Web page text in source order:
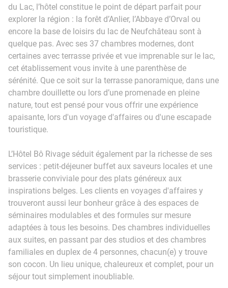
du Lac, l’hôtel constitue le point de départ parfait pour
explorer la région : la forêt d’Anlier, l’Abbaye d’Orval ou
encore la base de loisirs du lac de Neufchâteau sont à
quelque pas. Avec ses 37 chambres modernes, dont
certaines avec terrasse privée et vue imprenable sur le lac,
cet établissement vous invite à une parenthèse de
sérénité. Que ce soit sur la terrasse panoramique, dans une
chambre douillette ou lors d’une promenade en pleine
nature, tout est pensé pour vous offrir une expérience
apaisante, lors d'un voyage d'affaires ou d'une escapade
touristique.
L’Hôtel Bô Rivage séduit également par la richesse de ses
services : petit-déjeuner buffet aux saveurs locales et une
brasserie conviviale pour des plats généreux aux
inspirations belges. Les clients en voyages d'affaires y
trouveront aussi leur bonheur grâce à des espaces de
séminaires modulables et des formules sur mesure
adaptées à tous les besoins. Des chambres individuelles
aux suites, en passant par des studios et des chambres
familiales en duplex de 4 personnes, chacun(e) y trouve
son cocon. Un lieu unique, chaleureux et complet, pour un
séjour tout simplement inoubliable.